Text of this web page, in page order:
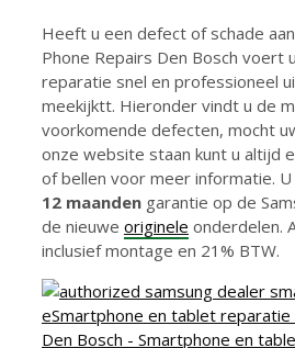
Heeft u een defect of schade aan
Phone Repairs Den Bosch voert
reparatie snel en professioneel
meekijktt. Hieronder vindt u de
voorkomende defecten, mocht
onze website staan kunt u altijd
of bellen voor meer informatie.
12 maanden garantie op de
de nieuwe originele onderdelen.
inclusief montage en 21% BTW.